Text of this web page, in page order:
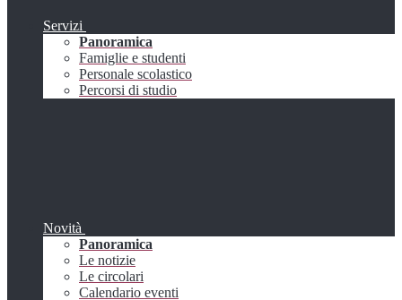
Servizi
Panoramica
Famiglie e studenti
Personale scolastico
Percorsi di studio
Novità
Panoramica
Le notizie
Le circolari
Calendario eventi